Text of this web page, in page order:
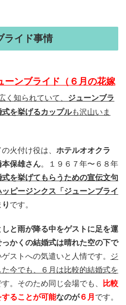
ライド事情
ーンブライド（６月の花嫁
く知られていて、 ジューンブラ
を挙げるカップルも沢山いま
火付け役は、 ホテルオオクラ
本保雄さん。１９６７年〜６８年
を挙げてもらうための宣伝文句
ピージンクス「ジューンブライ
です。
と雨が降る中をゲストに足を運
かくの結婚式は晴れた空の下で
ストへの気遣いと人情です。
ジ
今でも、６月は比較的結婚式を
す。そのため同じ会場でも、
比較
ることが可能なのが６月 です。